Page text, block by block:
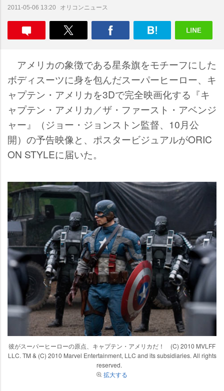
2011-05-06 13:20 オリコンニュース
アメリカの象徴である星条旗をモチーフにした
ボディスーツに身を包んだスーパーヒーロー、キ
ャプテン・アメリカを3Dで完全映画化する『キ
ャプテン・アメリカ／ザ・ファースト・アベンジ
ャー』（ジョー・ジョンストン監督、10月公
開）の予告映像と、ポスタービジュアルがORIC
ON STYLEに届いた。
彼がスーパーヒーローの原点、キャプテン・アメリカだ！ (C) 2010 MVLFF
LLC. TM & (C) 2010 Marvel Entertainment, LLC and its subsidiaries. All rights
reserved.
拡大する